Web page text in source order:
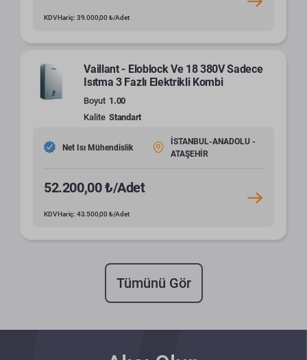
KDV Hariç: 39.000,00 ₺/Adet
Vaillant - Eloblock Ve 18 380V Sadece
Isıtma 3 Fazlı Elektrikli Kombi
Boyut 1.00
Kalite Standart
Net Isı Mühendislik
İSTANBUL-ANADOLU -
ATAŞEHİR
52.200,00 ₺/Adet
KDV Hariç: 43.500,00 ₺/Adet
Tümünü Gör